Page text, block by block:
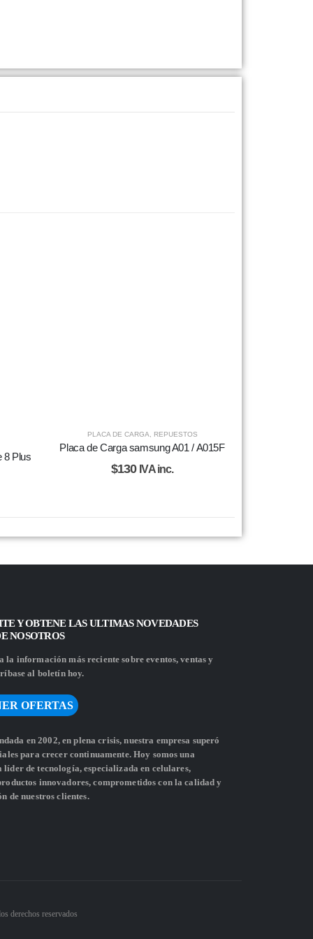
8 Plus
PLACA DE CARGA REPUESTOS
Placa de Carga samsung A01 / A015F
$130 IVA inc.
Y OBTENE LAS ULTIMAS NOVEDADES
NOSOTROS
la información más reciente sobre eventos, ventas y
al boletín hoy.
OFERTAS
en 2002, en plena crisis, nuestra empresa superó
para crecer continuamente. Hoy somos una
de tecnología, especializada en celulares,
innovadores, comprometidos con la calidad y
de nuestros clientes.
derechos reservados